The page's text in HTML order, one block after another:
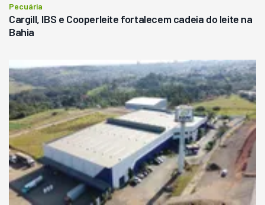
Pecuária
Cargill, IBS e Cooperleite fortalecem cadeia do leite na
Bahia